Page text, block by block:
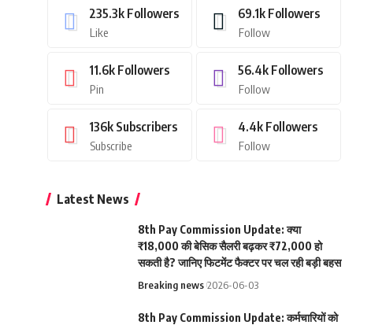
235.3k Followers
Like
69.1k Followers
Follow
11.6k Followers
Pin
56.4k Followers
Follow
136k Subscribers
Subscribe
4.4k Followers
Follow
Latest News
8th Pay Commission Update: क्या
₹18,000 की बेसिक सैलरी बढ़कर ₹72,000 हो
सकती है? जानिए फिटमेंट फैक्टर पर चल रही बड़ी बहस
Breaking news 2026-06-03
8th Pay Commission Update: कर्मचारियों को